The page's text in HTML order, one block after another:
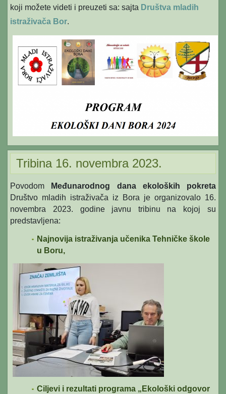
koji možete videti i preuzeti sa: sajta Društva mladih
istraživača Bor.
Tribina 16. novembra 2023.
Povodom Međunarodnog dana ekoloških pokreta
Društvo mladih istraživača iz Bora je organizovalo 16.
novembra 2023. godine javnu tribinu na kojoj su
predstavljena:
Najnovija istraživanja učenika Tehničke škole
u Boru,
Ciljevi i rezultati programa „Ekološki odgovor